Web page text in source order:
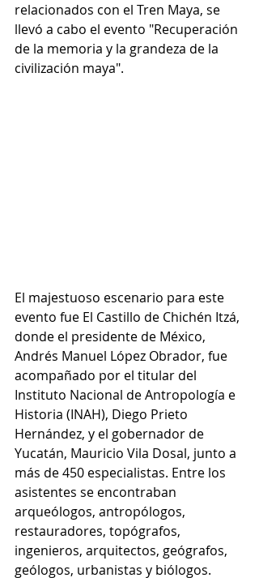
relacionados con el Tren Maya, se
llevó a cabo el evento "Recuperación
de la memoria y la grandeza de la
civilización maya".
El majestuoso escenario para este
evento fue El Castillo de Chichén Itzá,
donde el presidente de México,
Andrés Manuel López Obrador, fue
acompañado por el titular del
Instituto Nacional de Antropología e
Historia (INAH), Diego Prieto
Hernández, y el gobernador de
Yucatán, Mauricio Vila Dosal, junto a
más de 450 especialistas. Entre los
asistentes se encontraban
arqueólogos, antropólogos,
restauradores, topógrafos,
ingenieros, arquitectos, geógrafos,
geólogos, urbanistas y biólogos.